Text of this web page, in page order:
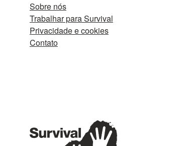
Sobre nós
Trabalhar para Survival
Privacidade e cookies
Contato